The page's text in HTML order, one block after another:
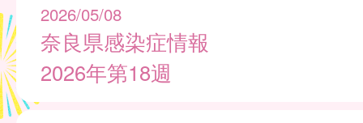
2026/05/08
奈良県感染症情報
2026年第18週